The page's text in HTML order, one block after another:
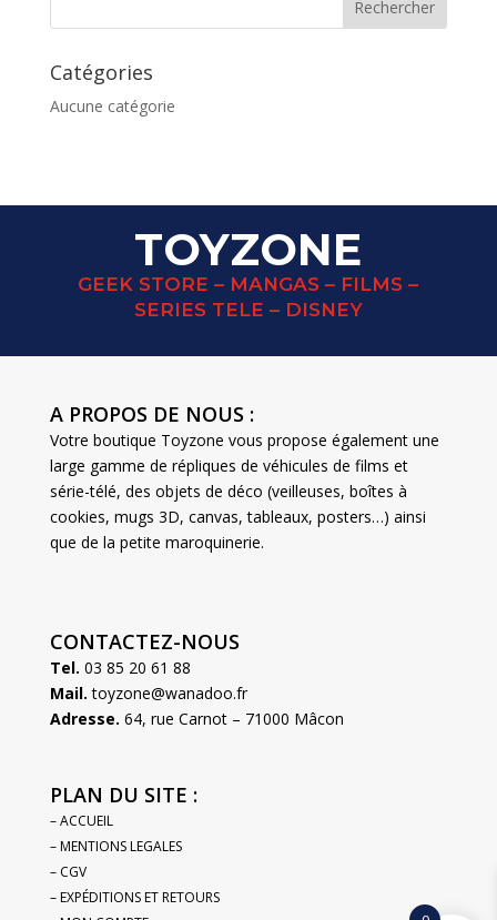
Catégories
Aucune catégorie
TOYZONE
GEEK STORE – MANGAS – FILMS –
SERIES TELE – DISNEY
A PROPOS DE NOUS :
Votre boutique Toyzone vous propose également une
large gamme de répliques de véhicules de films et
série-télé, des objets de déco (veilleuses, boîtes à
cookies, mugs 3D, canvas, tableaux, posters…) ainsi
que de la petite maroquinerie.
CONTACTEZ-NOUS
Tel. 03 85 20 61 88
Mail. toyzone@wanadoo.fr
Adresse. 64, rue Carnot – 71000 Mâcon
PLAN DU SITE :
– ACCUEIL
– MENTIONS LEGALES
– CGV
– EXPÉDITIONS ET RETOURS